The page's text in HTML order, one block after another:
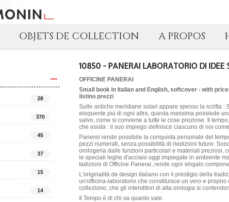
OBJETS DE COLLECTION A PROPOS
28
370
45
37
15
14
10850 - PANERAI LABORATORIO DI IDEE
OFFICINE PANERAI
Small book in Italian and English, softcover - with
listino prezzi
Sulle antiche meridiane solari appare spesso la scritta :
eloquente più di ogni altra, questa massima possiede
salvo, come si conviene a tutte le cose preziose. Il
che esista : il suo impiego definisce ciascuno di noi
Panerei rende possibile la conquista personale del
pezzi numerati, senza possibilità di riedizioni future.
orologeria dalle funzioni particolari e materiali preziosi,
le speciali leghe d'acciaio oggi impiegate in ambiente
tadizioni di Officine Panerai, rende ogni singalo
L'originalità de design italiano con il prestigio della
un'officina-laboratorio che constituisce un vero e
collezione, che gli intenditori di alta orologia si
Il Tempo è di chi sa quanto vale.